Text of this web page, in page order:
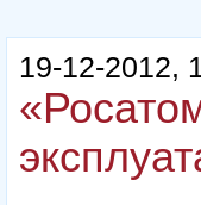
19-12-2012,